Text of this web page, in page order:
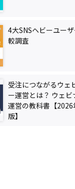
4大SNSヘビーユー
較調査
受注につながるウェ
ー運営とは？ ウェビ
運営の教科書【2026
版】